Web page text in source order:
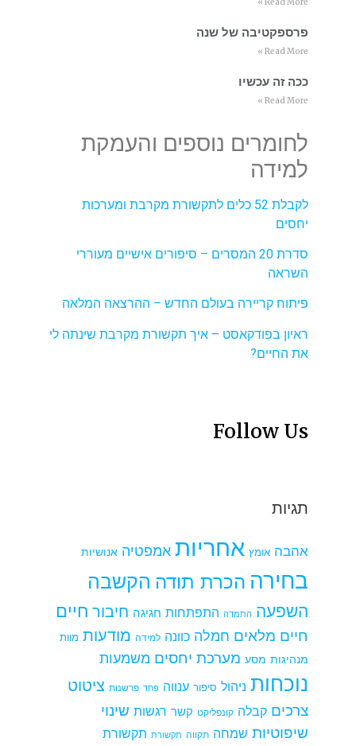
פרספקטיבה של שנה
Read More »
ככה זה עכשיו
Read More »
לחומרים נוספים והעמקת
למידה
לקבלת 52 כלים לתקשורת מקרבת ומערכות
יחסים
סדרת 20 המסרים – סיפורים אישיים מעוררי
השראה
פיתוח קריירה בעולם החדש – ההרצאה המלאה
ראיון בפודקאסט – איך תקשורת מקרבת שינתה לי
את החיים?
Follow Us
תגיות
אהבה אומץ אחריות אמפטיה אנושיות
בחירה הכרת תודה הקשבה
השפעה התמדה התפתחות חגיגה חיבור חיים
חיים מלאים חמלה כוונה למידה מודעות מוות
מנהיגות מסע מערכת יחסים משמעות
נוכחות ניהול סיפור ענווה פחד פרשנות ציטוט
צרכים קבלה קונפליקט קשר רגשות שינוי
שיפוטיות שמחה תקווה תקשורת תקשורת